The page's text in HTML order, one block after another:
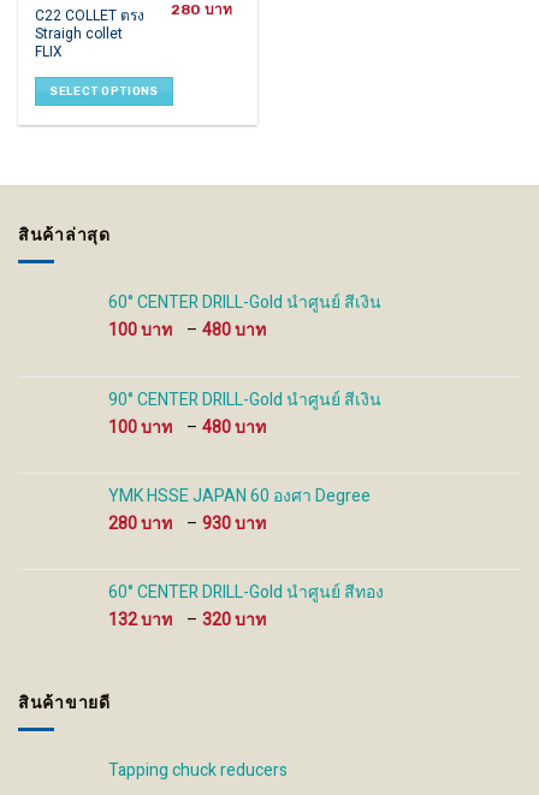
C22 COLLET ตรง
Straigh collet
FLIX
280
SELECT OPTIONS
This
product
has
multiple
variants.
The
on
the
สินค้าล่าสุด
60° CENTER DRILL-Gold นำศูนย์ สีเงิน
100
– 480
100 ฿
through
480 ฿
90° CENTER DRILL-Gold นำศูนย์ สีเงิน
100
– 480
100 ฿
through
YMK HSSE JAPAN 60 องศา Degree
280
– 930
280 ฿
through
930 ฿
60° CENTER DRILL-Gold นำศูนย์ สีทอง
132
– 320
สินค้าขายดี
Tapping chuck reducers